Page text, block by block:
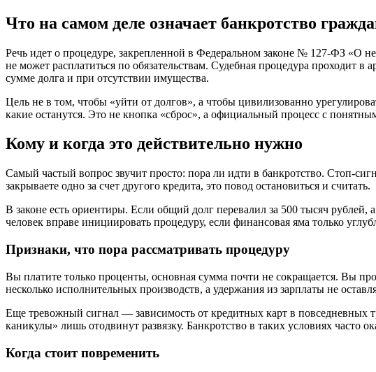
Что на самом деле означает банкротство
Речь идет о процедуре, закрепленной в Федеральном законе № 127‑ФЗ «О
не может расплатиться по обязательствам. Судебная процедура проходит
сумме долга и при отсутствии имущества.
Цель не в том, чтобы «уйти от долгов», а чтобы цивилизованно
какие останутся. Это не кнопка «сброс», а официальный процесс с
Кому и когда это действительно нужно
Самый частый вопрос звучит просто: пора ли идти в банкротство.
закрываете одно за счет другого кредита, это повод остановиться и считать.
В законе есть ориентиры. Если общий долг перевалил за 500 тысяч рублей,
человек вправе инициировать процедуру, если финансовая яма только
Признаки, что пора рассматривать процедуру
Вы платите только проценты, основная сумма почти не сокращается. Вы
несколько исполнительных производств, а удержания из зарплаты не
Еще тревожный сигнал — зависимость от кредитных карт в повседневных
каникулы» лишь отодвинут развязку. Банкротство в таких условиях часто
Когда стоит повременить